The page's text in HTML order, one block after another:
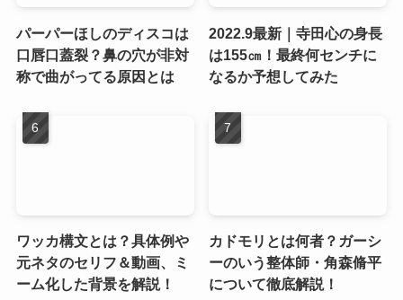
パーパーほしのディスコは
口唇口蓋裂？鼻の穴が非対
称で曲がってる原因とは
2022.9最新｜寺田心の身長
は155㎝！最終何センチに
なるか予想してみた
ワッカ構文とは？具体例や
元ネタのセリフ＆動画、ミ
ーム化した背景を解説！
カドモリとは何者？ガーシ
ーのいう整体師・角森脩平
について徹底解説！